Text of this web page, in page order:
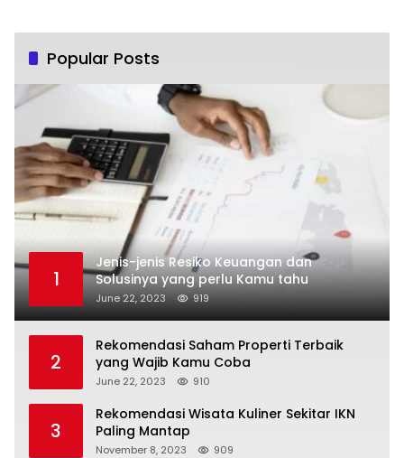
Popular Posts
1
Jenis-jenis Resiko Keuangan dan
Solusinya yang perlu Kamu tahu
June 22, 2023 919
2
Rekomendasi Saham Properti Terbaik
yang Wajib Kamu Coba
June 22, 2023 910
3
Rekomendasi Wisata Kuliner Sekitar IKN
Paling Mantap
November 8, 2023 909